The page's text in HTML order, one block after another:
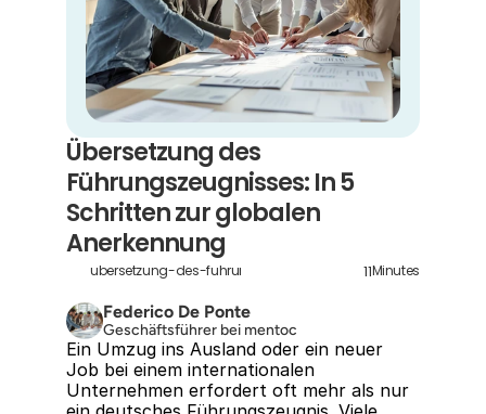
Übersetzung des
Führungszeugnisses: In 5
Schritten zur globalen
Anerkennung
ubersetzung-des-fuhrungszeugnisses 11Minutes
Federico De Ponte
Geschäftsführer bei mentoc
Ein Umzug ins Ausland oder ein neuer
Job bei einem internationalen
Unternehmen erfordert oft mehr als nur